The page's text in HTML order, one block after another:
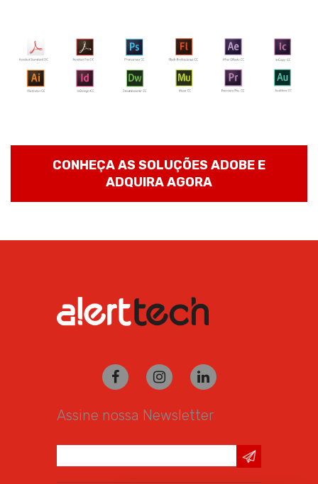
CONHEÇA AS SOLUÇÕES ADOBE E
ADQUIRA AGORA
Assine nossa Newsletter